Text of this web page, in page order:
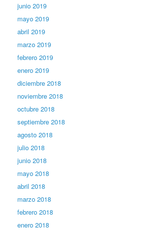
junio 2019
mayo 2019
abril 2019
marzo 2019
febrero 2019
enero 2019
diciembre 2018
noviembre 2018
octubre 2018
septiembre 2018
agosto 2018
julio 2018
junio 2018
mayo 2018
abril 2018
marzo 2018
febrero 2018
enero 2018